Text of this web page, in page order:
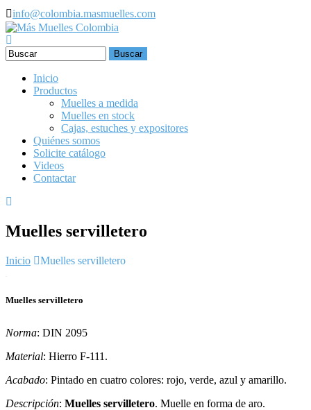
Pasar al contenido principal
info@colombia.masmuelles.com
Inicio
Productos
Muelles a medida
Muelles en stock
Cajas, estuches y expositores
Quiénes somos
Solicite catálogo
Videos
Contactar
Muelles servilletero
Inicio Muelles servilletero
Muelles servilletero
Norma: DIN 2095
Material: Hierro F-111.
Acabado: Pintado en cuatro colores: rojo, verde, azul y amarillo.
Descripción: Muelles servilletero. Muelle en forma de aro.